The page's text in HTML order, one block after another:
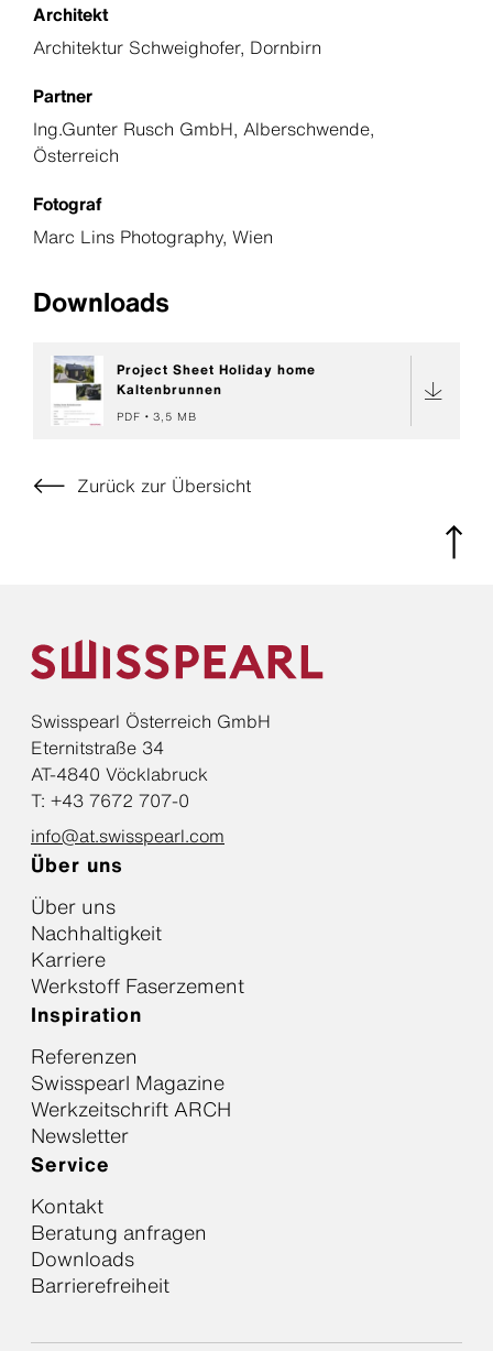
Architekt
Architektur Schweighofer, Dornbirn
Partner
Ing.Gunter Rusch GmbH, Alberschwende,
Österreich
Fotograf
Marc Lins Photography, Wien
Downloads
Project Sheet Holiday home
Kaltenbrunnen
PDF 3,5 MB
Zurück zur Übersicht
Swisspearl Österreich GmbH
Eternitstraße 34
AT-4840 Vöcklabruck
T: +43 7672 707-0
info@at.swisspearl.com
Über uns
Über uns
Nachhaltigkeit
Karriere
Werkstoff Faserzement
Inspiration
Referenzen
Swisspearl Magazine
Werkzeitschrift ARCH
Newsletter
Service
Kontakt
Beratung anfragen
Downloads
Barrierefreiheit